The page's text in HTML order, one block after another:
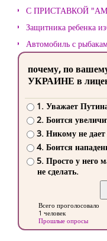
С ПРИСТАВКОЙ
Защитника ребенка
Автомобиль с
почему, по
УКРАИНЕ в
1. Уважает
2. Боится
3. Никому не
4. Боится
5. Просто у него
не сделать.
Всего проголосовало
1 человек
Прошлые опросы